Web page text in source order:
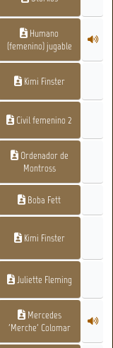
Humano
(femenino) jugable
Kimi Finster
Civil femenino 2
Ordenador de
Montross
Boba Fett
Kimi Finster
Juliette Fleming
Mercedes
'Merche' Colomar